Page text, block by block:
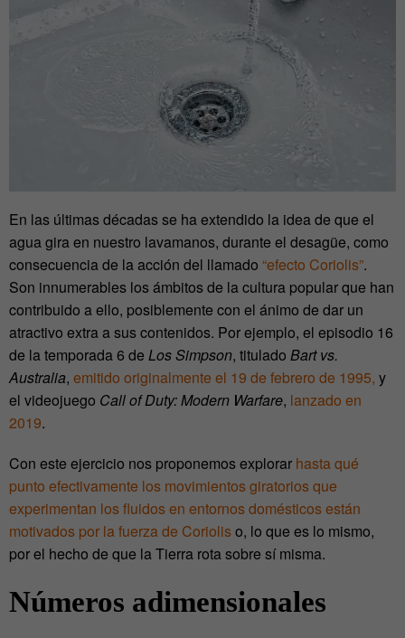
En las últimas décadas se ha extendido la idea de que el
agua gira en nuestro lavamanos, durante el desagüe, como
consecuencia de la acción del llamado “efecto Coriolis”.
Son innumerables los ámbitos de la cultura popular que han
contribuido a ello, posiblemente con el ánimo de dar un
atractivo extra a sus contenidos. Por ejemplo, el episodio 16
de la temporada 6 de Los Simpson, titulado Bart vs.
Australia, emitido originalmente el 19 de febrero de 1995, y
el videojuego Call of Duty: Modern Warfare, lanzado en
2019.
Con este ejercicio nos proponemos explorar hasta qué
punto efectivamente los movimientos giratorios que
experimentan los fluidos en entornos domésticos están
motivados por la fuerza de Corioliso, lo que es lo mismo,
por el hecho de que la Tierra rota sobre sí misma.
Números adimensionales